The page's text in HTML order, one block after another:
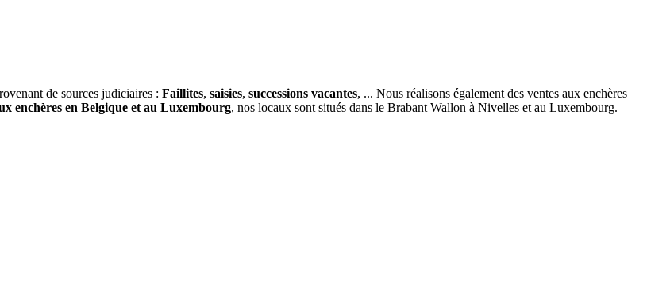
de sources judiciaires : Faillites, saisies, successions vacantes, ... Nous réalisons également des ventes aux enchères
enchères en Belgique et au Luxembourg, nos locaux sont situés dans le Brabant Wallon à Nivelles et au Luxembourg.